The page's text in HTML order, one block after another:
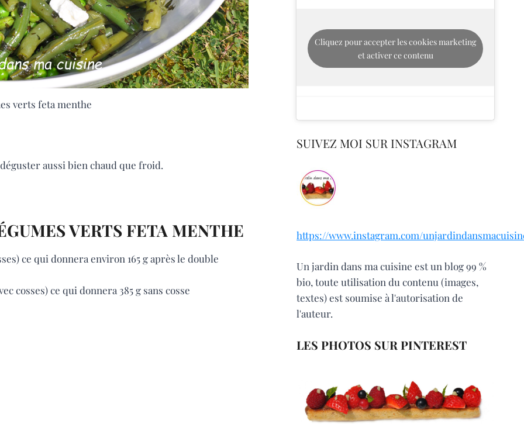
verts feta menthe
aussi bien chaud que froid.
VERTS FETA MENTHE
ce qui donnera environ 165 g après le double
cosses) ce qui donnera 385 g sans cosse
Cliquez pour accepter les cookies marketing
et activer ce contenu
SUIVEZ MOI SUR INSTAGRAM
https://www.instagram.com/
Un jardin dans ma cuisine est un blog 99 %
bio, toute utilisation du contenu (images,
textes) est soumise à l'autorisation de
l'auteur.
LES PHOTOS SUR PINTEREST